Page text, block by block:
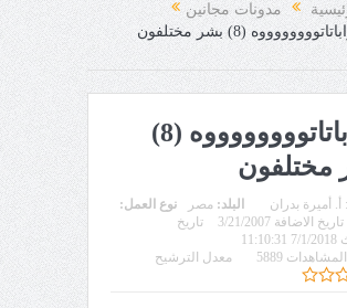
مدونات مجانين
(8) بشر مختلفون
تاراباتاتووووووووه (8)
مختلفون
أ. أميرة بدران البلد: مصر
نوع العمل:
تاريخ الاضافة 3/21/2007
تاريخ
التحديث 7/1/2018 11:10:31
المشاهدات 5889 معدل الترشيح